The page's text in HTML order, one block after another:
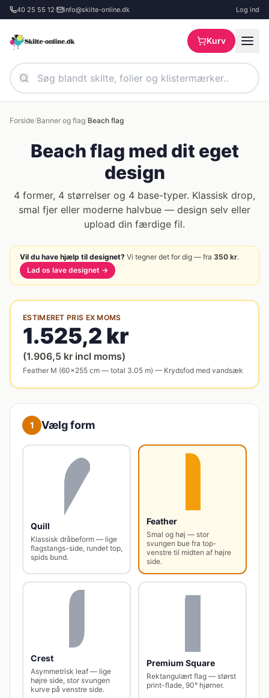
Spring til hovedindhold
40 25 55 12· info@skilte-online.dk Log ind
Kurv
Forside/Banner og flag/Beach flag
Beach flag med dit eget
design
4 former, 4 størrelser og 4 base-typer. Klassisk drop,
smal fjer eller moderne halvbue — design selv eller
upload din færdige fil.
Vil du have hjælp til designet? Vi tegner det for dig — fra 350 kr.
Lad os lave designet →
ESTIMERET PRIS EX MOMS
1.525,2 kr
(1.906,5 kr incl moms)
Feather M (60×255 cm — total 3.05 m) — Krydsfod med vandsæk
1 Vælg form
Quill
Klassisk dråbeform — lige
flagstangs-side, rundet top,
spids bund.
Feather
Smal og høj — stor
svungen bue fra top-
venstre til midten af højre
side.
Crest
Asymmetrisk leaf — lige
højre side, stor svungen
kurve på venstre side.
Premium Square
Rektangulært flag — størst
print-flade, 90° hjørner.